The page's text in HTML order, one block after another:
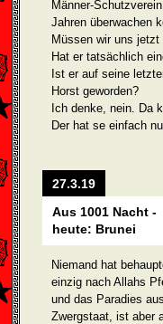
Männer-
Jahren überwachen
Müssen wir uns
Hat er tatsächlich
Ist er auf seine
Horst geworden?
Ich denke, nein. Da
Der hat se einfach
27.3.19
Aus 1001 Nacht -
heute: Brunei
Niemand hat
einzig nach Allahs
und das Paradies
Zwergstaat, ist aber